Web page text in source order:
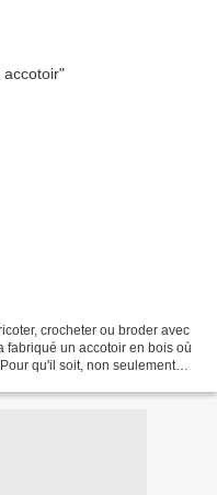
crocheter ou broder avec
fabriqué un accotoir en bois où
qu'il soit, non seulement